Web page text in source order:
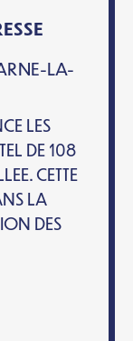
LA-
LES
DE 108
CETTE
LA
DES